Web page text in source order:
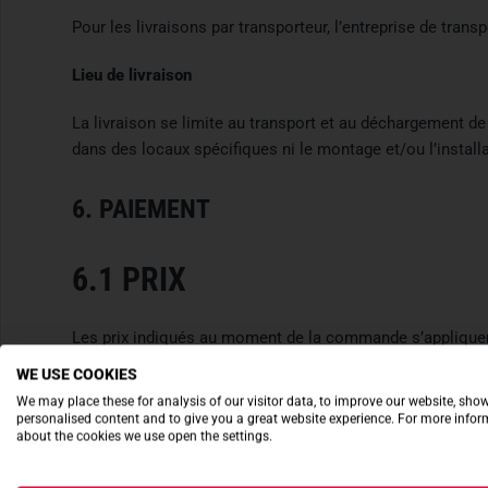
Pour les livraisons par transporteur, l’entreprise de
Lieu de livraison
La livraison se limite au transport et au déchargement
dans des locaux spécifiques ni le montage et/ou
6. PAIEMENT
6.1 PRIX
Les prix indiqués au moment de la commande
6.2 EXIGIBILITÉ ET RETARD DE
Le prix est exigible à la conclusion du contrat, sauf si
WE USE COOKIES
We may place these for analysis of our visitor data, to improve our website,
personalised content and to give you a great website experience. For more
about the cookies we use open the settings.